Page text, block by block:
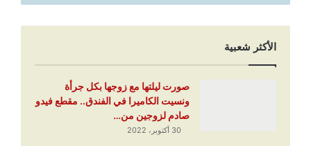
الأكثر شعبية
صورت ليلتها مع زوجها بكل جرأة
ونسيت الكاميرا في الفندق.. مقطع فيدو
صادم لزوجين من…
30 أكتوبر، 2022